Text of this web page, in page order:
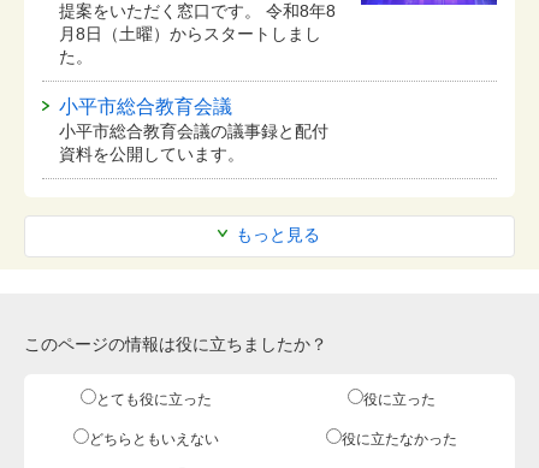
もっと見る
提案をいただく窓口です。 令和8年8
月8日（土曜）からスタートしまし
た。
小平市総合教育会議
小平市総合教育会議の議事録と配付
資料を公開しています。
このページの情報は役に立ちましたか？
とても役に立った 役に立った
どちらともいえない 役に立たなかった